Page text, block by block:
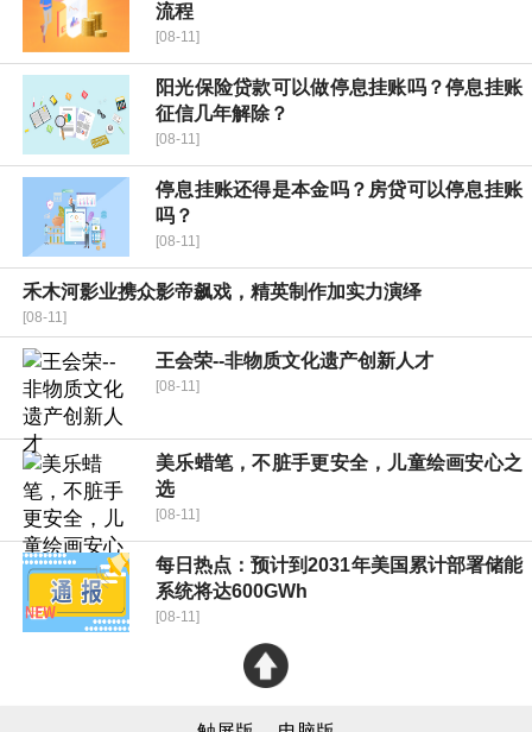
流程
[08-11]
阳光保险贷款可以做停息挂账吗？停息挂账
征信几年解除？
[08-11]
停息挂账还得是本金吗？房贷可以停息挂账
吗？
[08-11]
禾木河影业携众影帝飙戏，精英制作加实力演绎
[08-11]
王会荣--非物质文化遗产创新人才
[08-11]
美乐蜡笔，不脏手更安全，儿童绘画安心之
选
[08-11]
每日热点：预计到2031年美国累计部署储能
系统将达600GWh
[08-11]